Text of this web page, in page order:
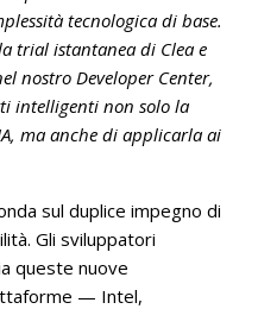
tecnologica di base.
trial istantanea di Clea e
nostro Developer Center,
intelligenti non solo la
ma anche di applicarla ai
sul duplice impegno di
Gli sviluppatori
queste nuove
— Intel,